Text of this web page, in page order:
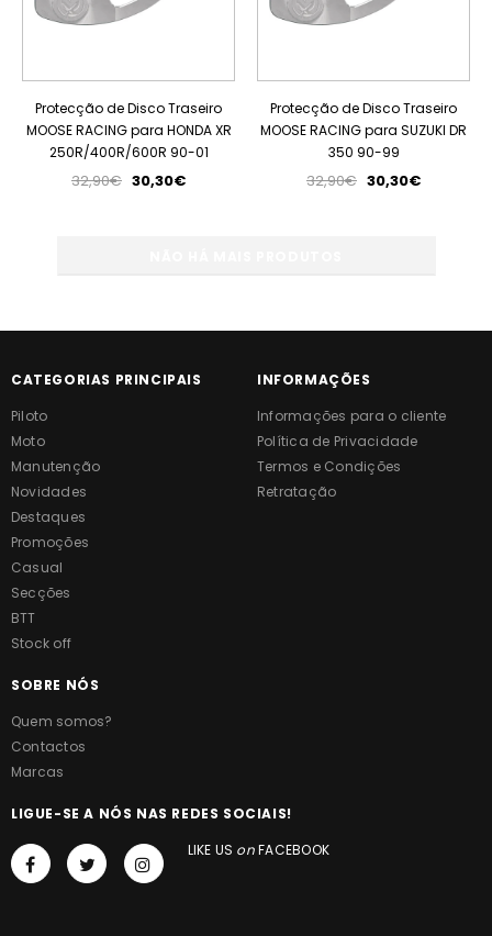
Protecção de Disco Traseiro
MOOSE RACING para HONDA XR
250R/400R/600R 90-01
32,90€ 30,30€
Protecção de Disco Traseiro
MOOSE RACING para SUZUKI DR
350 90-99
32,90€ 30,30€
CATEGORIAS PRINCIPAIS
Piloto
Moto
Manutenção
Novidades
Destaques
Promoções
Casual
Secções
BTT
Stock off
INFORMAÇÕES
Informações para o cliente
Política de Privacidade
Termos e Condições
Retratação
SOBRE NÓS
Quem somos?
Contactos
Marcas
LIGUE-SE A NÓS NAS REDES SOCIAIS!
LIKE US onFACEBOOK